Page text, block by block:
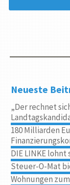
Neueste
„Der rechnet
180 Milliarden
DIE LINKE lohnt
Steuer-O-Mat
Wohnungen